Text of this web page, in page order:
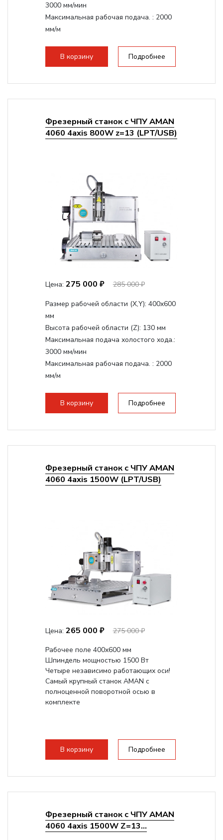
3000 мм/мин
Максимальная рабочая подача. : 2000
мм/м
стандартно:Т-слот
Цанговый патрон:ER11
В корзину Подробнее
Фрезерный станок с ЧПУ AMAN
4060 4axis 800W z=13 (LPT/USB)
Цена: 275 000 ₽ 285 000 ₽
Размер рабочей области (Х,Y): 400x600
мм
Высота рабочей области (Z): 130 мм
Максимальная подача холостого хода.:
3000 мм/мин
Максимальная рабочая подача. : 2000
мм/м
стандартно:Т-слот
Цанговый патрон:ER11
В корзину Подробнее
Фрезерный станок с ЧПУ AMAN
4060 4axis 1500W (LPT/USB)
Цена: 265 000 ₽
275 000 ₽
Рабочее поле 400х600 мм
Шпиндель мощностью 1500 Вт
Четыре независимо работающих оси!
Самый крупный станок AMAN с
полноценной поворотной осью в
комплекте
В корзину Подробнее
Фрезерный станок с ЧПУ AMAN
4060 4axis 1500W Z=13...